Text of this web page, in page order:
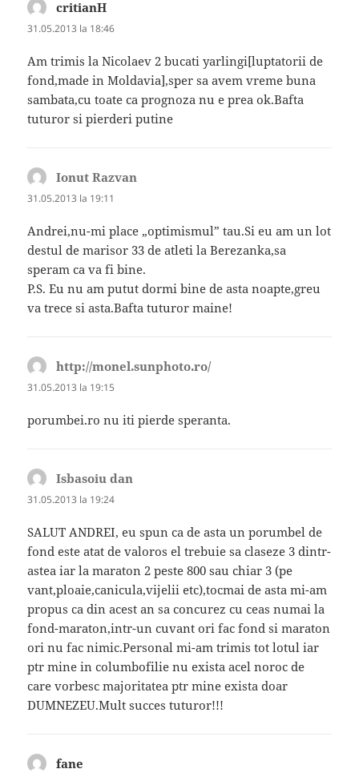
critianH
31.05.2013 la 18:46
Am trimis la Nicolaev 2 bucati yarlingi[luptatorii de
fond,made in Moldavia],sper sa avem vreme buna
sambata,cu toate ca prognoza nu e prea ok.Bafta
tuturor si pierderi putine
Ionut Razvan
31.05.2013 la 19:11
Andrei,nu-mi place „optimismul” tau.Si eu am un lot
destul de marisor 33 de atleti la Berezanka,sa
speram ca va fi bine.
P.S. Eu nu am putut dormi bine de asta noapte,greu
va trece si asta.Bafta tuturor maine!
http://monel.sunphoto.ro/spune:
31.05.2013 la 19:15
porumbei.ro nu iti pierde speranta.
Isbasoiu dan
31.05.2013 la 19:24
SALUT ANDREI, eu spun ca de asta un porumbel de
fond este atat de valoros el trebuie sa claseze 3 dintr-
astea iar la maraton 2 peste 800 sau chiar 3 (pe
vant,ploaie,canicula,vijelii etc),tocmai de asta mi-am
propus ca din acest an sa concurez cu ceas numai la
fond-maraton,intr-un cuvant ori fac fond si maraton
ori nu fac nimic.Personal mi-am trimis tot lotul iar
ptr mine in columbofilie nu exista acel noroc de
care vorbesc majoritatea ptr mine exista doar
DUMNEZEU.Mult succes tuturor!!!
fane